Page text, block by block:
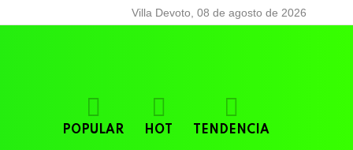
Villa Devoto, 08 de agosto de 2026
POPULAR HOT TENDENCIA